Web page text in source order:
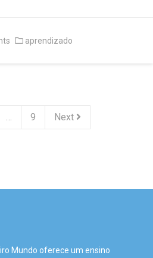
aprendizado
… 9 Next
Mundo oferece um ensino